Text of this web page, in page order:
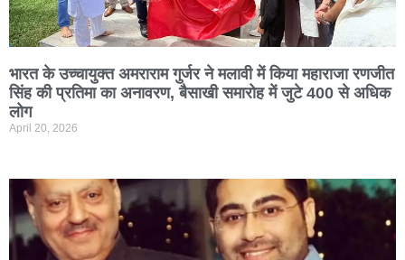
भारत के उच्चायुक्त अमराराम गुर्जर ने मलावी में किया महाराजा रणजीत
सिंह की प्रतिमा का अनावरण, बैसाखी समारोह में जुटे 400 से अधिक
लोग
April 20, 2026